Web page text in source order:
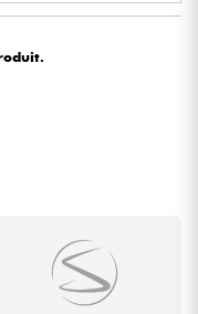
LYON